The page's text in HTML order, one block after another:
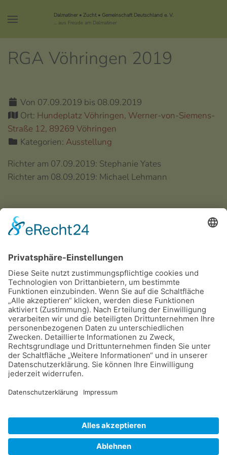
Dalmatiner • Zucht • Gemeinschaft Deutschland e. V.
... aus Freude am Dalmatiner
RGA Vöhringen 2019
Von 07.09.2019 bis 08.09.2019
Ort: Hundeplatz Vöhringen, Werner-von-Siemens-
Straße 12, 89269 Vöhringen
Kategorien:Ausstellung
Richter am 07.09.2019: Stephanie Yates
Richter am 08.09.2019: Michael Lehmann
Dateien
RGA_voehringen_20190907
RGA_voehringen_20190908
Deutschland e.V.
Datenschutz Cookie-Einstellungen